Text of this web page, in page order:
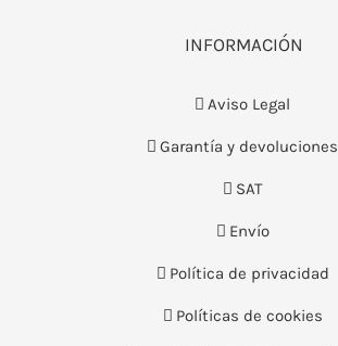
INFORMACIÓN
Aviso Legal
Garantía y devoluciones
SAT
Envío
Política de privacidad
Políticas de cookies